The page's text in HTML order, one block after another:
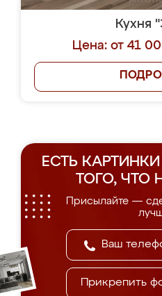
Кухня
Цена: от 41
ЕСТЬ
ТОГО, ЧТО
Присылайте —
Прикрепить